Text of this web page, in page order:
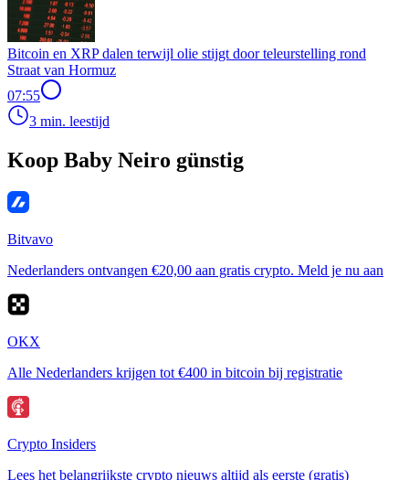
Bitcoin en XRP dalen terwijl olie stijgt door teleurstelling rond
Straat van Hormuz
07:55
3 min. leestijd
Koop Baby Neiro günstig
Bitvavo
Nederlanders ontvangen €20,00 aan gratis crypto. Meld je nu aan
OKX
Alle Nederlanders krijgen tot €400 in bitcoin bij registratie
Crypto Insiders
Lees het belangrijkste crypto nieuws altijd als eerste (gratis)